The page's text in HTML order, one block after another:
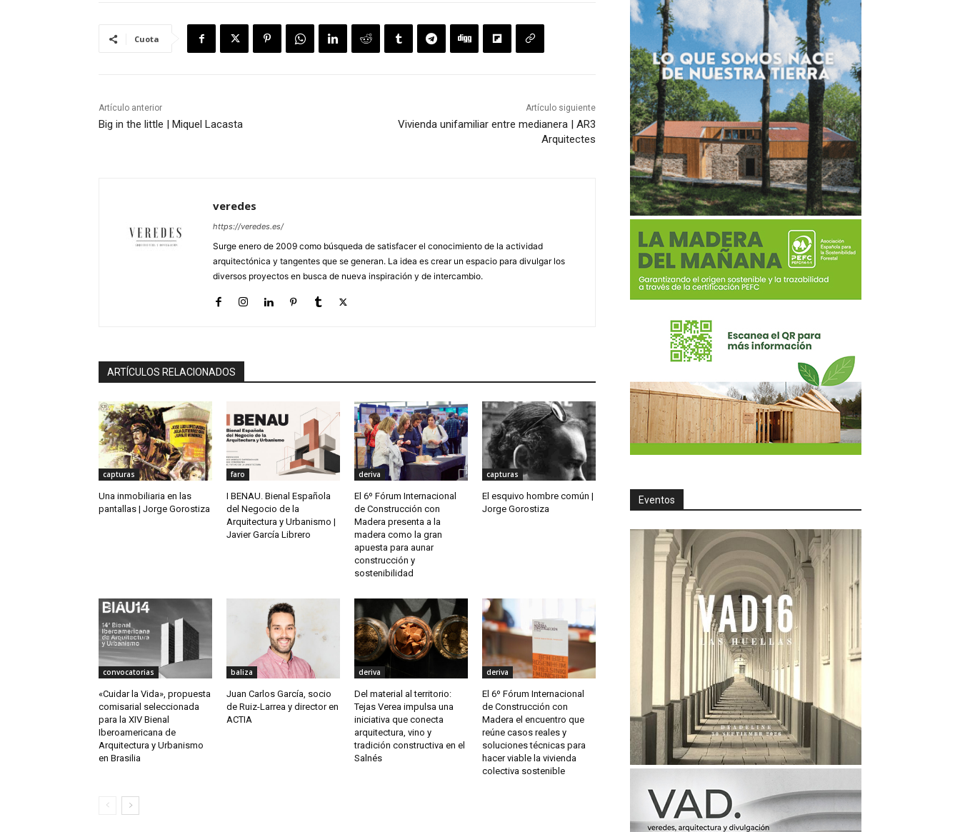
Cuota
Artículo anterior
Big in the little | Miquel Lacasta
Artículo siguiente
Vivienda unifamiliar entre medianera | AR3
Arquitectes
veredes
https://veredes.es/
Surge enero de 2009 como búsqueda de satisfacer el conocimiento de la actividad
arquitectónica y tangentes que se generan. La idea es crear un espacio para divulgar los
diversos proyectos en busca de nueva inspiración y de intercambio.
ARTÍCULOS RELACIONADOS
capturas
Una inmobiliaria en las
pantallas | Jorge Gorostiza
faro
I BENAU. Bienal Española
del Negocio de la
Arquitectura y Urbanismo |
Javier García Librero
deriva
El 6º Fórum Internacional
de Construcción con
Madera presenta a la
madera como la gran
apuesta para aunar
construcción y
sostenibilidad
capturas
El esquivo hombre común |
Jorge Gorostiza
convocatorias
«Cuidar la Vida», propuesta
comisarial seleccionada
para la XIV Bienal
Iberoamericana de
Arquitectura y Urbanismo
en Brasilia
baliza
Juan Carlos García, socio
de Ruiz-Larrea y director en
ACTIA
deriva
Del material al territorio:
Tejas Verea impulsa una
iniciativa que conecta
arquitectura, vino y
tradición constructiva en el
Salnés
deriva
El 6º Fórum Internacional
de Construcción con
Madera el encuentro que
reúne casos reales y
soluciones técnicas para
hacer viable la vivienda
colectiva sostenible
Eventos